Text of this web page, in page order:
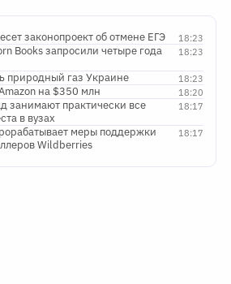
18:23
законопроект об отмене ЕГЭ
18:23
Books запросили четыре года
18:23
природный газ Украине
18:20
на $350 млн
18:17
занимают практически все
в вузах
18:17
меры поддержки
Wildberries